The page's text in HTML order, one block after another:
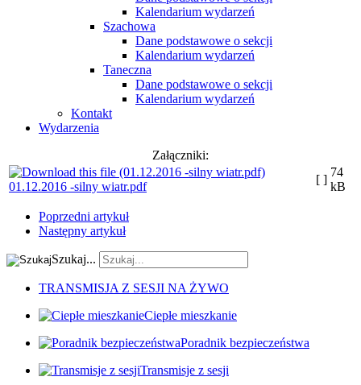
Kalendarium wydarzeń
Szachowa
Dane podstawowe o sekcji
Kalendarium wydarzeń
Taneczna
Dane podstawowe o sekcji
Kalendarium wydarzeń
Kontakt
Wydarzenia
Załączniki:
01.12.2016 -silny wiatr.pdf
[ ]
74
kB
Poprzedni artykuł
Następny artykuł
Szukaj...
TRANSMISJA Z SESJI NA ŻYWO
Ciepłe mieszkanie
Poradnik bezpieczeństwa
Transmisje z sesji